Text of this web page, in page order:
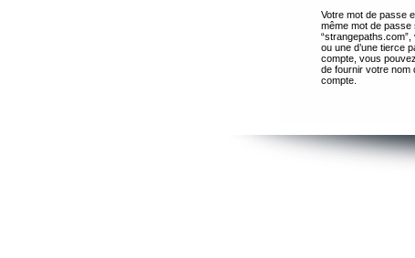
Votre mot de passe
même mot de passe
ou une d’une tierce
compte, vous
de fournir votre nom
compte.